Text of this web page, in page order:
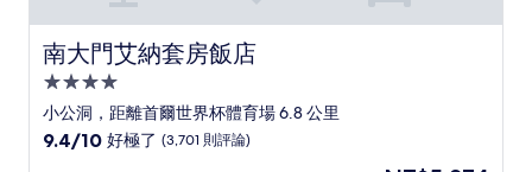
南大門艾納套房飯店
南大門艾納套房飯店
4.0
星
級
小公洞，距離首爾世界杯體育場 6.8 公里
9.4
9.4/10 好極了 (3,701 則評論)